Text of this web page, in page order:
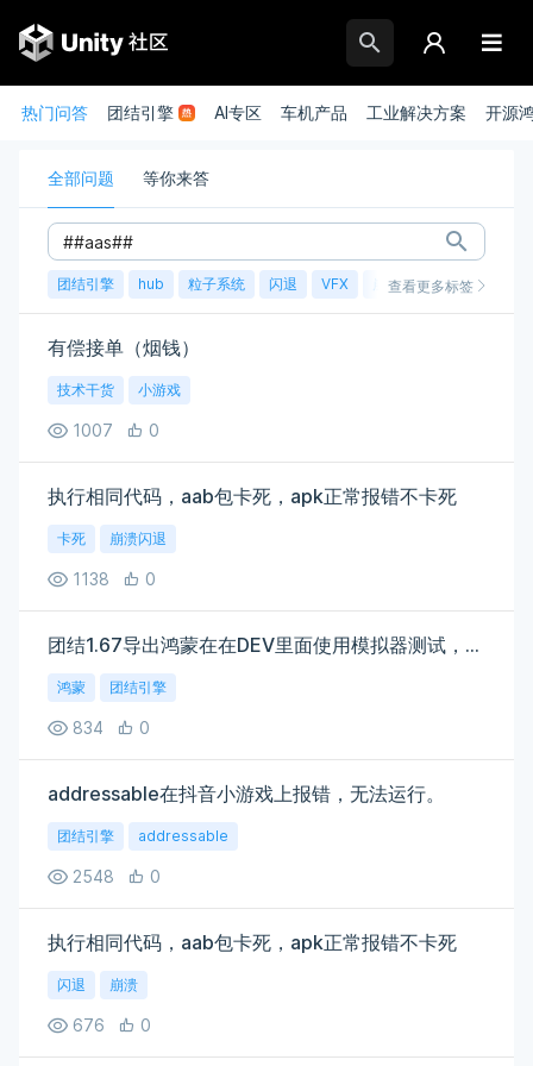
热门问答 团结引擎 AI专区 车机产品 工业解决方案 开源
全部问题 等你来答
团结引擎 hub 粒子系统 闪退 VFX 崩溃 账号 渲染
查看更多标签
有偿接单（烟钱）
技术干货 小游戏
1007 0
执行相同代码，aab包卡死，apk正常报错不卡死
卡死 崩溃闪退
1138 0
团结1.67导出鸿蒙在在DEV里面使用模拟器测试，弹出错误
鸿蒙 团结引擎
834 0
addressable在抖音小游戏上报错，无法运行。
团结引擎 addressable
2548 0
执行相同代码，aab包卡死，apk正常报错不卡死
闪退 崩溃
676 0